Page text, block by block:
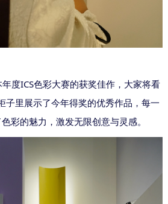
度ICS色彩大赛的获奖佳作， 大家将看
子里展示了今年得奖的优秀作品，每一
彩的魅力，激发无限创意与灵感。